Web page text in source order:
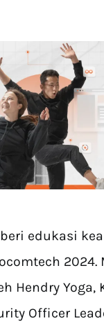
edukasi
2024.
Hendry Yoga,
Officer